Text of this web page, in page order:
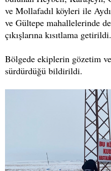
ve Mollafadıl köyleri ile
ve Gültepe mahallelerinde
çıkışlarına kısıtlama getirildi.
Bölgede ekiplerin gözetim
sürdürdüğü bildirildi.